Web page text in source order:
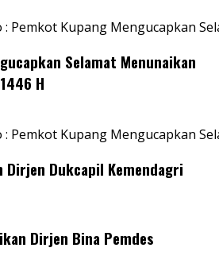
Pemkot Kupang Mengucapkan
Selamat Menunaikan
H
Pemkot Kupang Mengucapkan
Dirjen Dukcapil Kemendagri
Dirjen Bina Pemdes